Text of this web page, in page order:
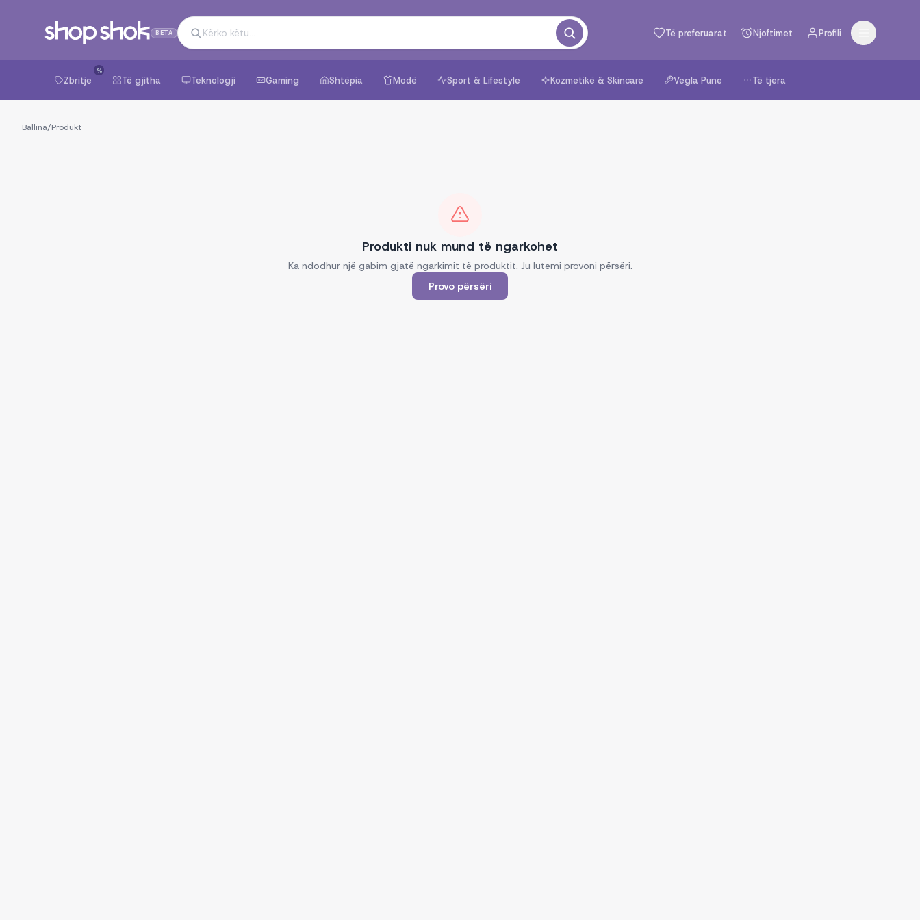
BETA Të preferuarat Njoftimet Profili
Zbritje
%
Të gjitha Teknologji Gaming Shtëpia Modë Sport & Lifestyle Kozmetikë & Skincare Vegla Pune Të tjera
Ballina/Produkt
Produkti nuk mund të ngarkohet
Ka ndodhur një gabim gjatë ngarkimit të produktit. Ju lutemi provoni përsëri.
Provo përsëri